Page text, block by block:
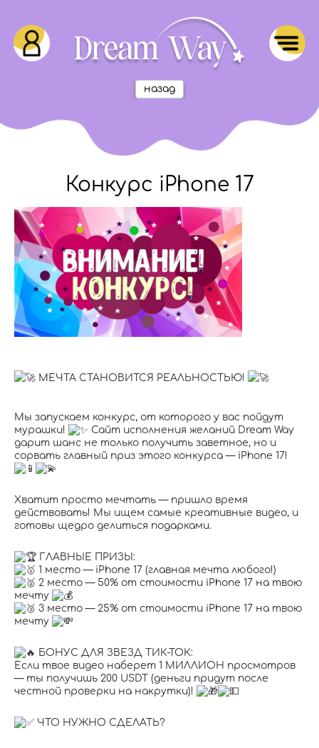
назад
Конкурс iPhone 17
МЕЧТА СТАНОВИТСЯ РЕАЛЬНОСТЬЮ!
Мы запускаем конкурс, от которого у вас пойдут
мурашки!
Сайт исполнения желаний Dream Way
дарит шанс не только получить заветное, но и
сорвать главный приз этого конкурса — iPhone 17!
Хватит просто мечтать — пришло время
действовать! Мы ищем самые креативные видео, и
готовы щедро делиться подарками.
ГЛАВНЫЕ ПРИЗЫ:
1 место — iPhone 17 (главная мечта любого!)
2 место — 50% от стоимости iPhone 17 на твою
мечту
3 место — 25% от стоимости iPhone 17 на твою
мечту
БОНУС ДЛЯ ЗВЕЗД ТИК-ТОК:
Если твое видео наберет 1 МИЛЛИОН просмотров
— ты получишь 200 USDT (деньги придут после
честной проверки на накрутки)!
ЧТО НУЖНО СДЕЛАТЬ?